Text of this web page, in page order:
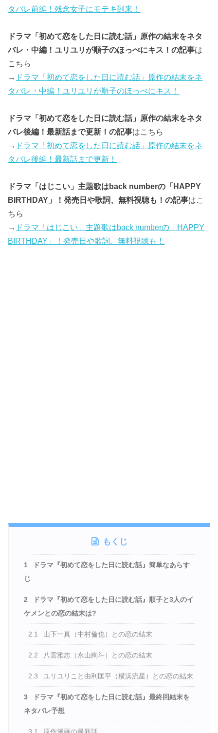
タバレ前編！残念女子にモテキ到来！
ドラマ「初めて恋をした日に読む話」原作の結末をネタ
バレ・中編！ユリユリが順子のほっぺにキス！の記事は
こちら
→ ドラマ「初めて恋をした日に読む話」原作の結末をネ
タバレ・中編！ユリユリが順子のほっぺにキス！
ドラマ「初めて恋をした日に読む話」原作の結末をネタ
バレ後編！最新話まで更新！の記事はこちら
→ ドラマ「初めて恋をした日に読む話」原作の結末をネ
タバレ後編！最新話まで更新！
ドラマ「はじこい」主題歌はback numberの「HAPPY
BIRTHDAY」！発売日や歌詞、無料視聴も！の記事はこ
ちら
→ ドラマ「はじこい」主題歌はback numberの「HAPPY
BIRTHDAY」！発売日や歌詞、無料視聴も！
もくじ
1
ドラマ『初めて恋をした日に読む話』簡単なあらす
じ
2
ドラマ『初めて恋をした日に読む話』順子と3人のイ
ケメンとの恋の結末は?
2.1 山下一真（中村倫也）との恋の結末
2.2 八雲雅志（永山絢斗）との恋の結末
2.3 ユリユリこと由利匡平（横浜流星）との恋の結末
3
ドラマ『初めて恋をした日に読む話』最終回結末を
ネタバレ予想